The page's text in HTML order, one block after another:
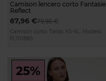
Camison lencero corto Fantasie
Reflect
79,95 €
67,96 €
Camisón corto. Tallas XS-XL. Modelo
FL101890
25%